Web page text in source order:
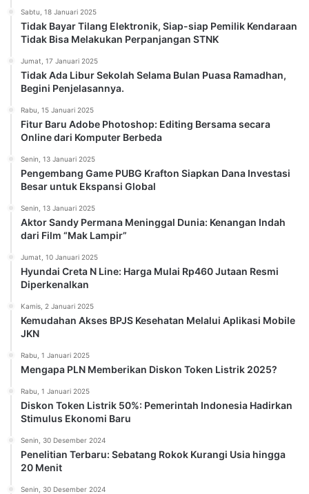
Sabtu, 18 Januari 2025
Tidak Bayar Tilang Elektronik, Siap-siap Pemilik Kendaraan
Tidak Bisa Melakukan Perpanjangan STNK
Jumat, 17 Januari 2025
Tidak Ada Libur Sekolah Selama Bulan Puasa Ramadhan,
Begini Penjelasannya.
Rabu, 15 Januari 2025
Fitur Baru Adobe Photoshop: Editing Bersama secara
Online dari Komputer Berbeda
Senin, 13 Januari 2025
Pengembang Game PUBG Krafton Siapkan Dana Investasi
Besar untuk Ekspansi Global
Senin, 13 Januari 2025
Aktor Sandy Permana Meninggal Dunia: Kenangan Indah
dari Film “Mak Lampir”
Jumat, 10 Januari 2025
Hyundai Creta N Line: Harga Mulai Rp460 Jutaan Resmi
Diperkenalkan
Kamis, 2 Januari 2025
Kemudahan Akses BPJS Kesehatan Melalui Aplikasi Mobile
JKN
Rabu, 1 Januari 2025
Mengapa PLN Memberikan Diskon Token Listrik 2025?
Rabu, 1 Januari 2025
Diskon Token Listrik 50%: Pemerintah Indonesia Hadirkan
Stimulus Ekonomi Baru
Senin, 30 Desember 2024
Penelitian Terbaru: Sebatang Rokok Kurangi Usia hingga
20 Menit
Senin, 30 Desember 2024